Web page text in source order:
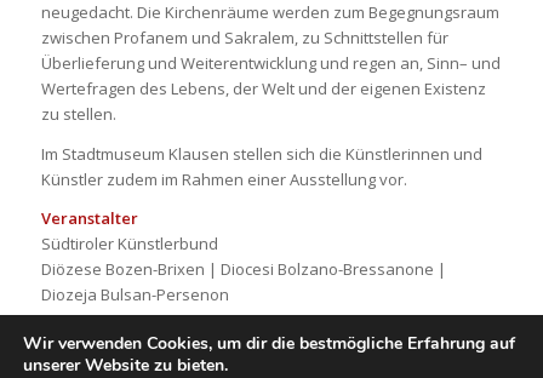
neugedacht. Die Kirchenräume werden zum Begegnungsraum
zwischen Profanem und Sakralem, zu Schnittstellen für
Überlieferung und Weiterentwicklung und regen an, Sinn– und
Wertefragen des Lebens, der Welt und der eigenen Existenz
zu stellen.
Im Stadtmuseum Klausen stellen sich die Künstlerinnen und
Künstler zudem im Rahmen einer Ausstellung vor.
Veranstalter
Südtiroler Künstlerbund
Diözese Bozen-Brixen | Diocesi Bolzano-Bressanone |
Diozeja Bulsan-Persenon
Stadtmuseum Klausen | Museo Civico di Chiusa
Wir verwenden Cookies, um dir die bestmögliche Erfahrung auf
unserer Website zu bieten.